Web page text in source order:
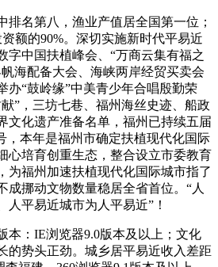
名第八，渔业产值居全国第一位；
额的90%。深切实施新时代平易近
字中国扶植峰会、“万商云集有福之
海配备大会、海峡两岸经贸买卖会
“鼓岭缘”中美青少年合唱殷勤荣
”，三坊七巷、福州海丝史迹、船政
文化遗产准备名单，福州已持续五届
，本年是福州市确定扶植现代化国际
心培育创重生态，整合设立市委教育
为福州加速扶植现代化国际城市指了
成挪动文物数量稳居全省首位。“人
人平易近城市为人平易近”！
：IE浏览器9.0版本及以上；文化
的势头正劲。城乡居平易近收入差距